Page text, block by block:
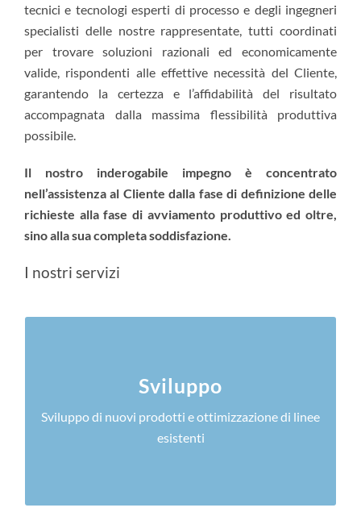
tecnici e tecnologi esperti di processo e degli ingegneri
specialisti delle nostre rappresentate, tutti coordinati
per trovare soluzioni razionali ed economicamente
valide, rispondenti alle effettive necessità del Cliente,
garantendo la certezza e l’affidabilità del risultato
accompagnata dalla massima flessibilità produttiva
possibile.
Il nostro inderogabile impegno è concentrato
nell’assistenza al Cliente dalla fase di definizione delle
richieste alla fase di avviamento produttivo ed oltre,
sino alla sua completa soddisfazione.
I nostri servizi
Sviluppo
Sviluppo di nuovi prodotti e ottimizzazione di linee
esistenti
Dai progetti per lo sviluppo di nuovi prodotti e
linee, all’incremento di efficienza e adattamento
tecnologico di impianti esistenti